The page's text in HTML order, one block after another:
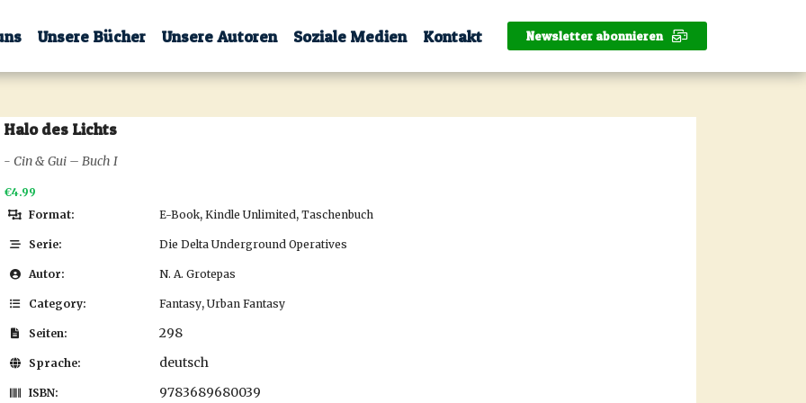
Unsere Bücher Unsere Autoren Soziale Medien Kontakt Newsletter abonnieren
Halo des Lichts
- Cin & Gui – Buch I
€4.99
Format:
E-Book, Kindle Unlimited, Taschenbuch
Serie: Die Delta Underground Operatives
Autor: N. A. Grotepas
Category: Fantasy, Urban Fantasy
Seiten: 298
Sprache: deutsch
ISBN: 9783689680039